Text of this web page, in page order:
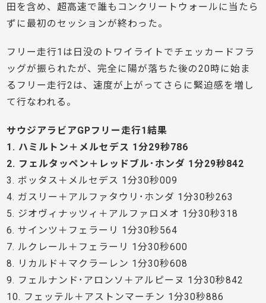
田を含め、超高速で誰もコンクリートウォールに当たら
ずに最初のセッションが終わった。
フリー走行1は日没のトワイライトでチェッカードフラ
ッグが振られたが、完全に陽が落ちた後の20時に始ま
るフリー走行2は、速度が上がってさらに緊迫感を増し
て行なわれる。
サウジアラビアGPフリー走行1結果
1. ハミルトン＋メルセデス 1分29秒786
2. フェルタッペン＋レッドブル･ホンダ 1分29秒842
3. ボッタス＋メルセデス 1分30秒009
4. ガスリー＋アルファタウリ･ホンダ 1分30秒263
5. ジオヴィナッツィ＋アルファロメオ 1分30秒318
6. サインツ＋フェラーリ 1分30秒564
7. ルクレール＋フェラーリ 1分30秒600
8. リカルド＋マクラーレン 1分30秒608
9. フェルナンド･アロンソ＋アルピーヌ 1分30秒842
10. フェッテル＋アストンマーチン 1分30秒886